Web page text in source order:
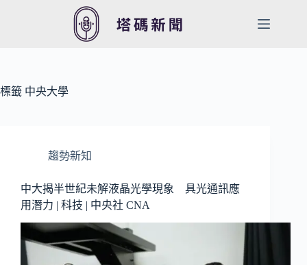
容
標籤 中央大學
趨勢新知
中大揭半世紀未解液晶光學現象 具光通訊應
用潛力 | 科技 | 中央社 CNA